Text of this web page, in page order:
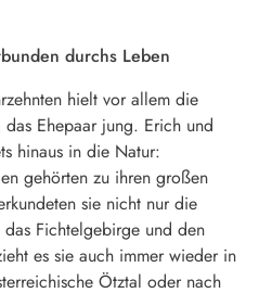
durchs Leben
hielt vor allem die
Ehepaar jung. Erich und
hinaus in die Natur:
gehörten zu ihren großen
sie nicht nur die
Fichtelgebirge und den
es sie auch immer wieder in
Ötztal oder nach